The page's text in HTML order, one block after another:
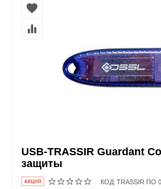
USB-TRASSIR Guardant
защиты
AКЦИЯ КОД: TRASSIR ПО